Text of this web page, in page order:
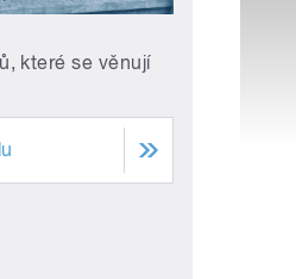
které se věnují